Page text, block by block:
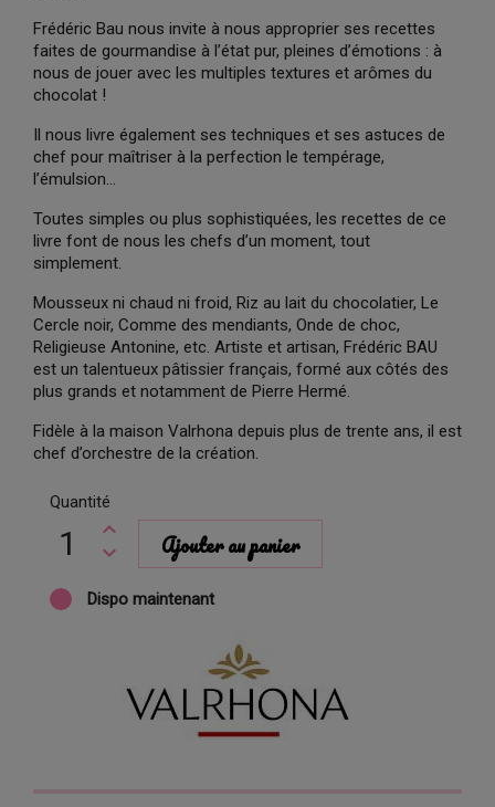
Frédéric Bau nous invite à nous approprier ses recettes
faites de gourmandise à l’état pur, pleines d’émotions : à
nous de jouer avec les multiples textures et arômes du
chocolat !
Il nous livre également ses techniques et ses astuces de
chef pour maîtriser à la perfection le tempérage,
l’émulsion…
Toutes simples ou plus sophistiquées, les recettes de ce
livre font de nous les chefs d’un moment, tout
simplement.
Mousseux ni chaud ni froid, Riz au lait du chocolatier, Le
Cercle noir, Comme des mendiants, Onde de choc,
Religieuse Antonine, etc. Artiste et artisan, Frédéric BAU
est un talentueux pâtissier français, formé aux côtés des
plus grands et notamment de Pierre Hermé.
Fidèle à la maison Valrhona depuis plus de trente ans, il est
chef d’orchestre de la création.
Quantité
Ajouter au panier
Dispo maintenant